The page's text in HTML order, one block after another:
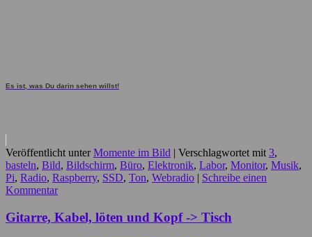
Es ist, was Du darin sehen willst!
Veröffentlicht unter Momente im Bild | Verschlagwortet mit 3,
basteln, Bild, Bildschirm, Büro, Elektronik, Labor, Monitor, Musik,
Pi, Radio, Raspberry, SSD, Ton, Webradio | Schreibe einen
Kommentar
Gitarre, Kabel, löten und Kopf -> Tisch